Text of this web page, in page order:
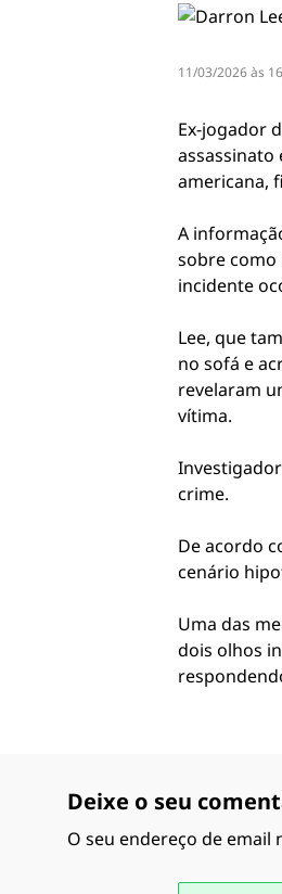
11/03/2026 às
Ex-jogador
assassinato
americana,
A
sobre como
incidente
Lee, que
no sofá e
revelaram
vítima.
crime.
De acordo
cenário
Uma das
dois olhos
Deixe o seu
O seu endereço de email